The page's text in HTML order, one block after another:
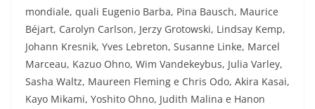
mondiale, quali Eugenio Barba, Pina Bausch, Maurice
Béjart, Carolyn Carlson, Jerzy Grotowski, Lindsay Kemp,
Johann Kresnik, Yves Lebreton, Susanne Linke, Marcel
Marceau, Kazuo Ohno, Wim Vandekeybus, Julia Varley,
Sasha Waltz, Maureen Fleming e Chris Odo, Akira Kasai,
Kayo Mikami, Yoshito Ohno, Judith Malina e Hanon